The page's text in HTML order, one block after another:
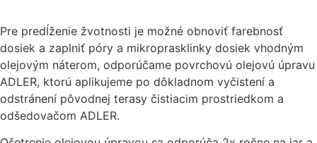
Pre predĺženie žvotnosti je možné obnoviť farebnosť
dosiek a zaplniť póry a mikroprasklinky dosiek vhodným
olejovým náterom, odporúčame povrchovú olejovú úpravu
ADLER, ktorú aplikujeme po dôkladnom vyčistení a
odstránení pôvodnej terasy čistiacim prostriedkom a
odšedovačom ADLER.